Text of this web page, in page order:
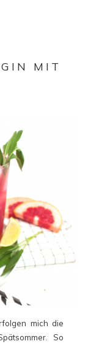
MIT
mich die
So